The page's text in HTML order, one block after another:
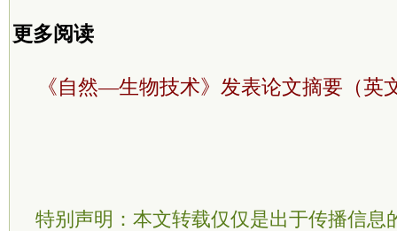
更多阅读
《自然—生物技术》发表论文摘要（英
特别声明：本文转载仅仅是出于传播信息